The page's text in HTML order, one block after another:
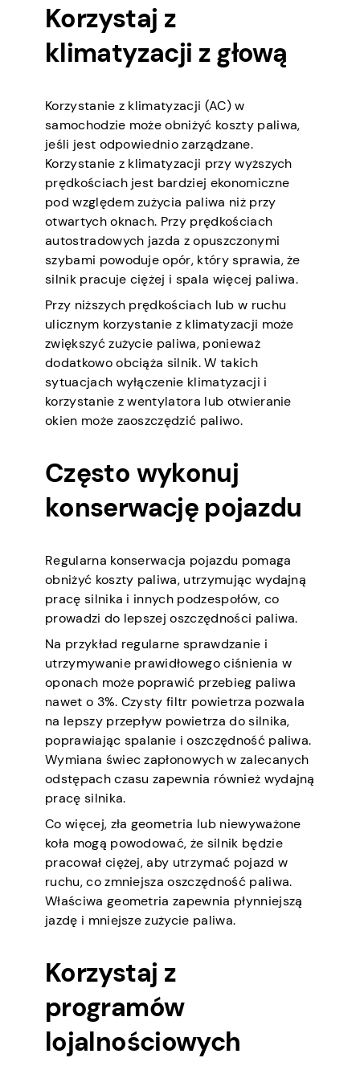
Korzystaj z
klimatyzacji z głową
Korzystanie z klimatyzacji (AC) w
samochodzie może obniżyć koszty paliwa,
jeśli jest odpowiednio zarządzane.
Korzystanie z klimatyzacji przy wyższych
prędkościach jest bardziej ekonomiczne
pod względem zużycia paliwa niż przy
otwartych oknach. Przy prędkościach
autostradowych jazda z opuszczonymi
szybami powoduje opór, który sprawia, że
silnik pracuje ciężej i spala więcej paliwa.
Przy niższych prędkościach lub w ruchu
ulicznym korzystanie z klimatyzacji może
zwiększyć zużycie paliwa, ponieważ
dodatkowo obciąża silnik. W takich
sytuacjach wyłączenie klimatyzacji i
korzystanie z wentylatora lub otwieranie
okien może zaoszczędzić paliwo.
Często wykonuj
konserwację pojazdu
Regularna konserwacja pojazdu pomaga
obniżyć koszty paliwa, utrzymując wydajną
pracę silnika i innych podzespołów, co
prowadzi do lepszej oszczędności paliwa.
Na przykład regularne sprawdzanie i
utrzymywanie prawidłowego ciśnienia w
oponach może poprawić przebieg paliwa
nawet o 3%. Czysty filtr powietrza pozwala
na lepszy przepływ powietrza do silnika,
poprawiając spalanie i oszczędność paliwa.
Wymiana świec zapłonowych w zalecanych
odstępach czasu zapewnia również wydajną
pracę silnika.
Co więcej, zła geometria lub niewyważone
koła mogą powodować, że silnik będzie
pracował ciężej, aby utrzymać pojazd w
ruchu, co zmniejsza oszczędność paliwa.
Właściwa geometria zapewnia płynniejszą
jazdę i mniejsze zużycie paliwa.
Korzystaj z
programów
lojalnościowych